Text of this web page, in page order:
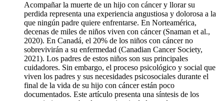
Acompañar la muerte de un hijo con cáncer y llorar su
perdida representa una experiencia angustiosa y dolorosa a la
que ningún padre quiere enfrentarse. En Norteamérica,
decenas de miles de niños viven con cáncer (Snaman et al.,
2020). En Canadá, el 20% de los niños con cáncer no
sobrevivirán a su enfermedad (Canadian Cancer Society,
2021). Los padres de estos niños son sus principales
cuidadores. Sin embargo, el proceso psicológico y social que
viven los padres y sus necesidades psicosociales durante el
final de la vida de su hijo con cáncer están poco
documentados. Este artículo presenta una síntesis de los